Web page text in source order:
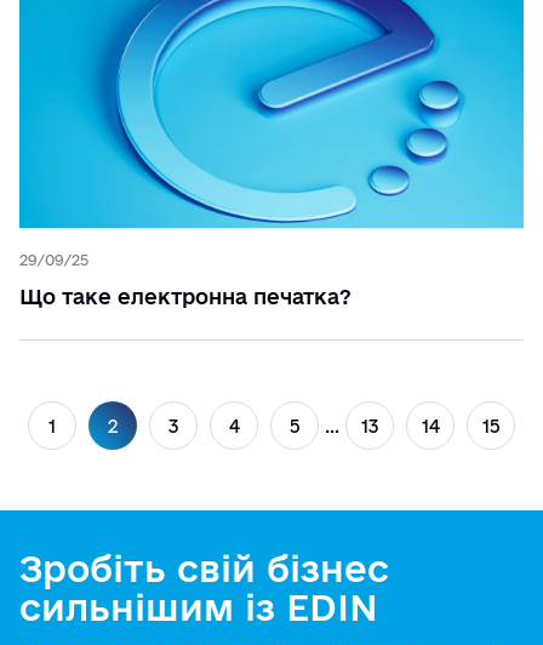
29/09/25
Що таке електронна печатка?
1 2 3 4 5 … 13 14 15
Зробіть свій бізнес
сильнішим із EDIN